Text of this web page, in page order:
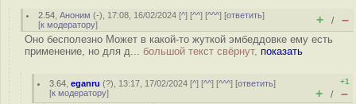
2.54 ,Аноним (-), 17:08, 16/02/2024 [^] [^^] [^^^] [ответить]
[к модератору] + / –
Оно бесполезно Может в какой-то жуткой эмбеддовке ему есть
применение, но для д... большой текст свёрнут, показать
3.64 ,eganru (?), 13:17, 17/02/2024 [^] [^^] [^^^] [ответить]
[к модератору]
+1
+ / –